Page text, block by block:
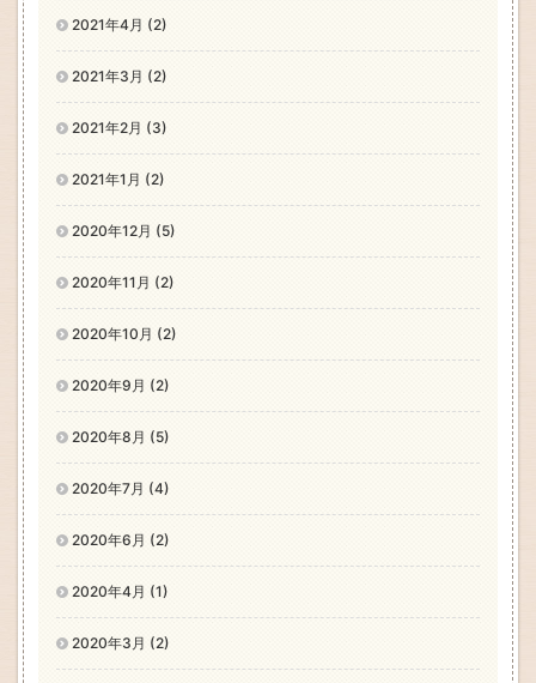
2021年4月 (2)
2021年3月 (2)
2021年2月 (3)
2021年1月 (2)
2020年12月 (5)
2020年11月 (2)
2020年10月 (2)
2020年9月 (2)
2020年8月 (5)
2020年7月 (4)
2020年6月 (2)
2020年4月 (1)
2020年3月 (2)